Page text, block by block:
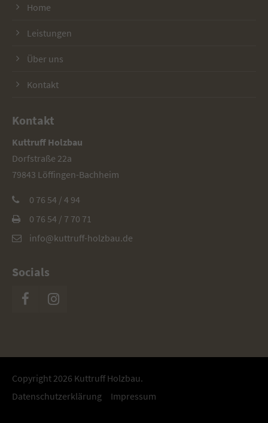
Home
Leistungen
Über uns
Kontakt
Kontakt
Kuttruff Holzbau
Dorfstraße 22a
79843 Löffingen-Bachheim
0 76 54 / 4 94
0 76 54 / 7 70 71
info@kuttruff-holzbau.de
Socials
Copyright 2026 Kuttruff Holzbau.
Datenschutzerklärung
Impressum